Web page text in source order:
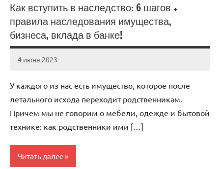
Как вступить в наследство: 6 шагов +
правила наследования имущества,
бизнеса, вклада в банке!
4 июня 2023
anti_shpion_
Нет
У каждого из нас есть имущество, которое после
летального исхода переходит родственникам.
Причем мы не говорим о мебели, одежде и бытовой
технике: как родственники ими […]
Читать далее